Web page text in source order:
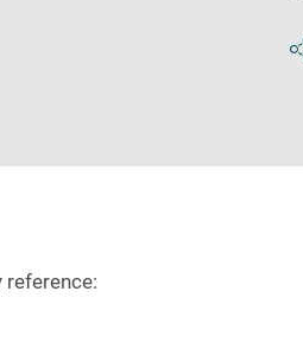
reference: